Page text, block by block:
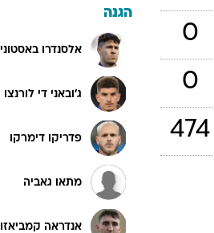
0
0
474
הגנה
אלסנדרו באסטוני
ג'ובאני די לורנצו
פדריקו דימרקו
מתאו גאביה
אנדראה קמביאזו